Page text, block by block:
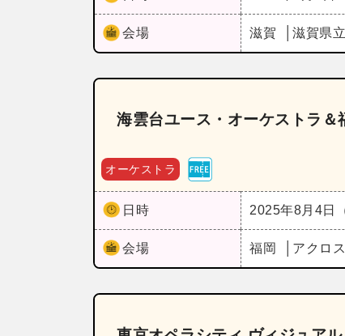
会場 滋賀 滋賀県
海雲台ユース・オーケストラ
オーケストラ
日時 2025年8月4日
会場 福岡 アクロ